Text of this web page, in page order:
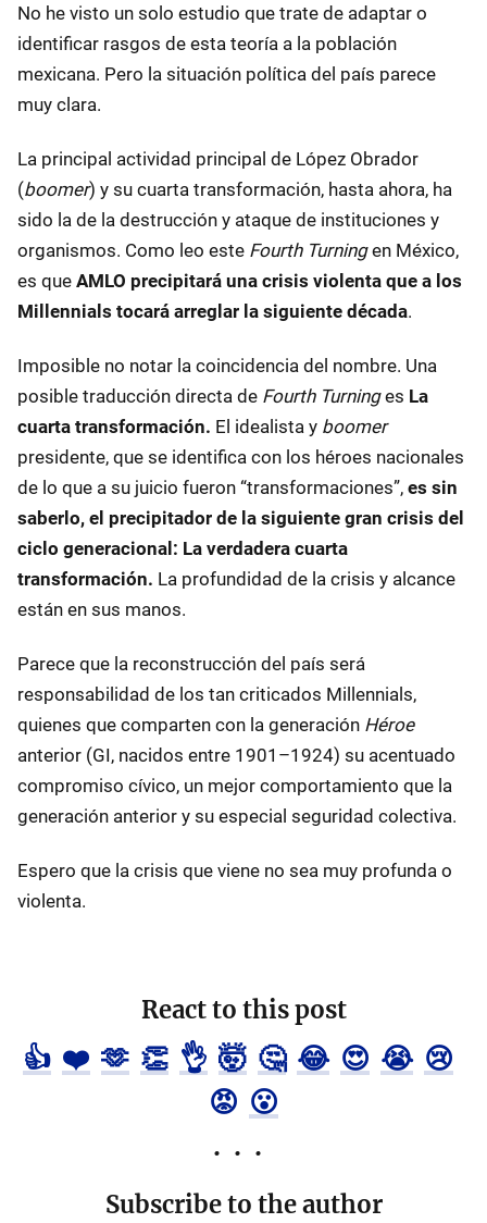
No he visto un solo estudio que trate de adaptar o
identificar rasgos de esta teoría a la población
mexicana. Pero la situación política del país parece
muy clara.
La principal actividad principal de López Obrador
(boomer) y su cuarta transformación, hasta ahora, ha
sido la de la destrucción y ataque de instituciones y
organismos. Como leo este Fourth Turningen México,
es que AMLO precipitará una crisis violenta que a los
Millennials tocará arreglar la siguiente década.
Imposible no notar la coincidencia del nombre. Una
posible traducción directa de Fourth Turninges La
cuarta transformación. El idealista y boomer
presidente, que se identifica con los héroes nacionales
de lo que a su juicio fueron “transformaciones”, es sin
saberlo, el precipitador de la siguiente gran crisis del
ciclo generacional: La verdadera cuarta
transformación. La profundidad de la crisis y alcance
están en sus manos.
Parece que la reconstrucción del país será
responsabilidad de los tan criticados Millennials,
quienes que comparten con la generación Héroe
anterior (GI, nacidos entre 1901–1924) su acentuado
compromiso cívico, un mejor comportamiento que la
generación anterior y su especial seguridad colectiva.
Espero que la crisis que viene no sea muy profunda o
violenta.
React to this post
👍 ❤️ 🫶 👏 👌 🤯 🤔 😂 😍 😭 😢
😡 😮
Subscribe to the author